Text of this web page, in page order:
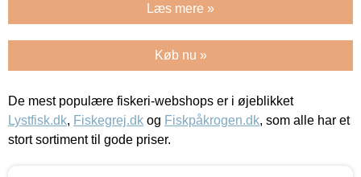
Læs mere »
Køb nu »
De mest populære fiskeri-webshops er i øjeblikket
Lystfisk.dk, Fiskegrej.dk og Fiskpåkrogen.dk, som alle har et
stort sortiment til gode priser.